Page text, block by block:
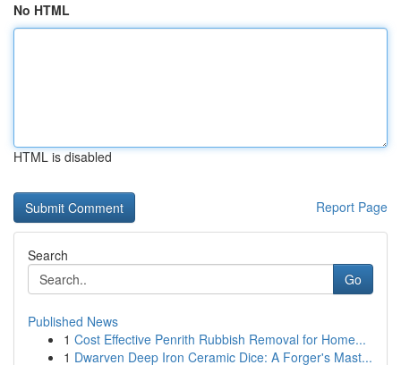
No HTML
HTML is disabled
Report Page
Search
Go
Published News
1 Cost Effective Penrith Rubbish Removal for Home...
1 Dwarven Deep Iron Ceramic Dice: A Forger's Mast...